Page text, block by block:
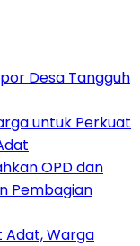
Desa Tangguh
untuk Perkuat
OPD dan
Pembagian
Adat, Warga